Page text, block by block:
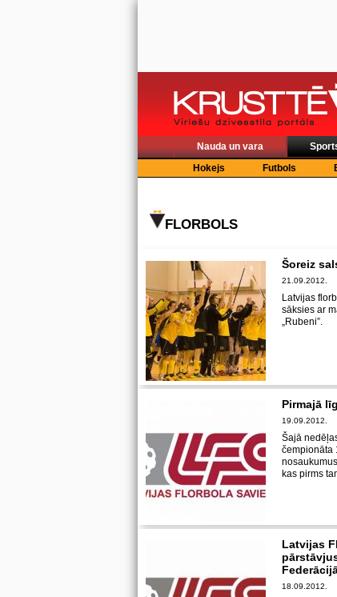
Nauda un vara
Hokejs
Futbols
FLORBOLS
Šoreiz
21.09.2012.
Latvijas
sāksies ar
„Rubeni”.
Pirmajā
19.09.2012.
Šajā
čempionāta
kas pirms
Latvijas
18.09.2012.